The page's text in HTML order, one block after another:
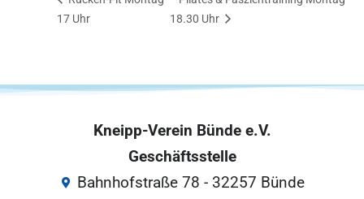
17 Uhr
18.30 Uhr
Kneipp-Verein Bünde e.V.
Geschäftsstelle
Bahnhofstraße 78 - 32257 Bünde